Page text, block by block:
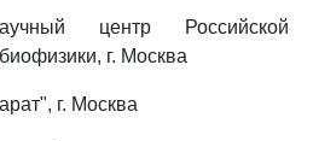
центр Российской
г. Москва
г. Москва